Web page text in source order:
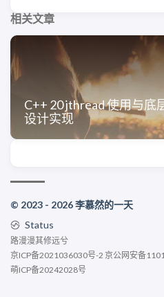
相关文章
C++ 20 jthread 使用与底
设计实现
© 2023 - 2026 李慕然的一天
Status
路漫漫其修远兮
京ICP备2021036030号-2 京公网安备
萌ICP备20242028号